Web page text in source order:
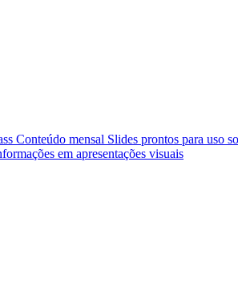
Conteúdo mensal Slides prontos para uso
em apresentações visuais